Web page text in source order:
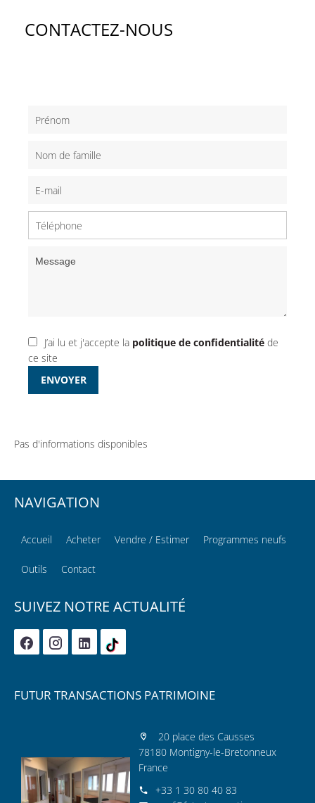
CONTACTEZ-NOUS
J’ai lu et j'accepte la politique de confidentialité de
ce site
ENVOYER
Pas d'informations disponibles
NAVIGATION
Accueil Acheter Vendre / Estimer Programmes neufs
Outils Contact
SUIVEZ NOTRE ACTUALITÉ
FUTUR TRANSACTIONS PATRIMOINE
20 place des Causses
78180 Montigny-le-Bretonneux
France
+33 1 30 80 40 83